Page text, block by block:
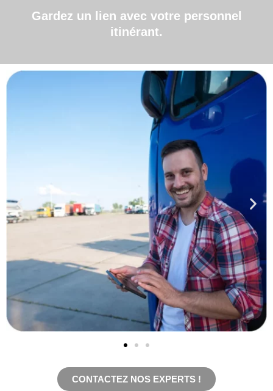
Gardez un lien avec votre personnel
itinérant.
CONTACTEZ NOS EXPERTS !